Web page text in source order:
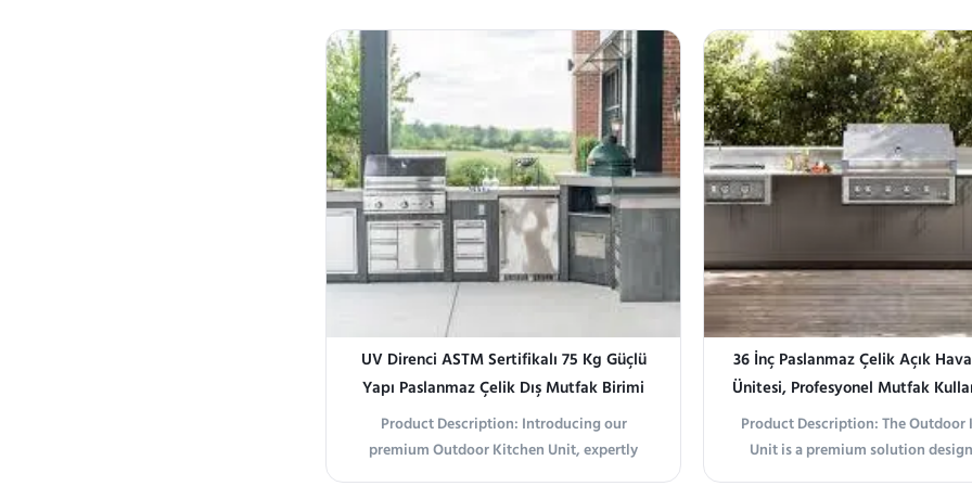
Kitchen—a premium, all-in-one BBQ grill
station designed to elevate your outdoor
cooking experience. Crafted with durable
304 stainless steel ...
entertainment hub with this all-
outdoor kitchen island.
premium 304 stainless steel, it
exceptional durability ...
UV Direnci ASTM Sertifikalı 75 Kg Güçlü
Yapı Paslanmaz Çelik Dış Mutfak Birimi
Product Description: Introducing our
premium Outdoor Kitchen Unit, expertly
designed to elevate your outdoor cooking
36 İnç Paslanmaz Çelik Açık
Ünitesi, Profesyonel Mutfak
Dahili Izgaralı
Product Description: The Outdoor
Unit is a premium solution
those who love to combine the